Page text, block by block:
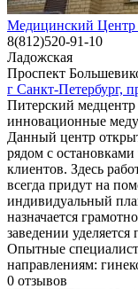
Медицинский Центр
8(812)520-91-10
Ладожская
Проспект
г Санкт-Петербург,
Питерский
инновационные
Данный центр
рядом с
клиентов. Здесь
всегда придут на
индивидуальный
назначается
заведении
Опытные
направлениям:
0 отзывов